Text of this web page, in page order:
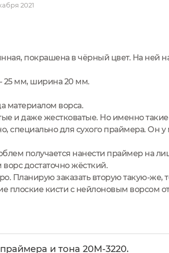
2021
покрашена в чёрный цвет. На ней
- 25 мм, ширина 20 мм.
материалом ворса.
и даже жестковатые. Но именно
специально для сухого праймера. Он у
получается нанести праймер на
достаточно жёсткий.
Планирую заказать вторую такую-же,
плоские кисти с нейлоновым ворсом
и тона 20М-3220.